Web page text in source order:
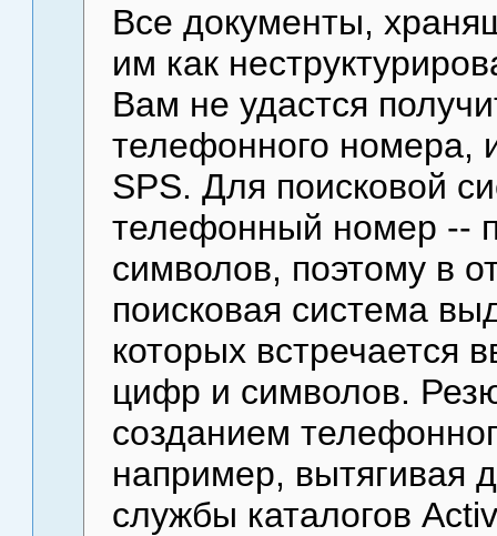
Все документы,
им как
Вам не удастся
телефонного номера,
SPS. Для поисковой
телефонный номер --
символов, поэтому в
поисковая система
которых встречается
цифр и символов.
созданием
например, вытягивая
службы каталогов